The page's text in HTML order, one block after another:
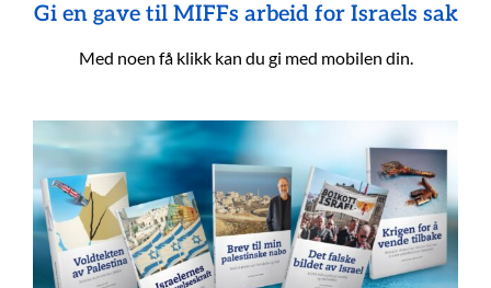
Gi en gave til MIFFs arbeid for Israels sak
Med noen få klikk kan du gi med mobilen din.